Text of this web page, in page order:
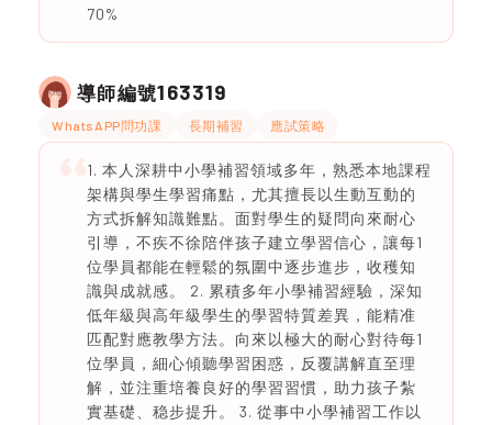
70%
導師編號163319
WhatsAPP問功課 長期補習 應試策略
1. 本人深耕中小學補習領域多年，熟悉本地課程
架構與學生學習痛點，尤其擅長以生動互動的
方式拆解知識難點。面對學生的疑問向來耐心
引導，不疾不徐陪伴孩子建立學習信心，讓每1
位學員都能在輕鬆的氛圍中逐步進步，收穫知
識與成就感。 2. 累積多年小學補習經驗，深知
低年級與高年級學生的學習特質差異，能精准
匹配對應教學方法。向來以極大的耐心對待每1
位學員，細心傾聽學習困惑，反覆講解直至理
解，並注重培養良好的學習習慣，助力孩子紮
實基礎、稳步提升。 3. 從事中小學補習工作以